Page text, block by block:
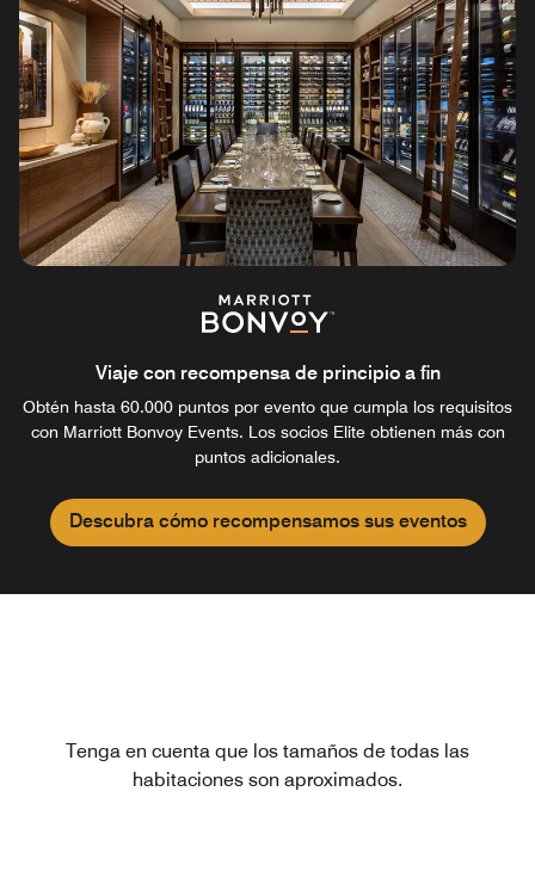
Viaje con recompensa de principio a fin
Obtén hasta 60.000 puntos por evento que cumpla los requisitos
con Marriott Bonvoy Events. Los socios Elite obtienen más con
puntos adicionales.
Descubra cómo recompensamos sus eventos
Tenga en cuenta que los tamaños de todas las
habitaciones son aproximados.